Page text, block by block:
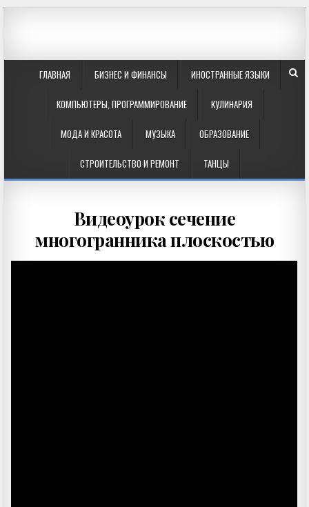
ГЛАВНАЯ БИЗНЕС И ФИНАНСЫ ИНОСТРАННЫЕ ЯЗЫКИ
КОМПЬЮТЕРЫ, ПРОГРАММИРОВАНИЕ КУЛИНАРИЯ
МОДА И КРАСОТА МУЗЫКА ОБРАЗОВАНИЕ
СТРОИТЕЛЬСТВО И РЕМОНТ ТАНЦЫ
Видеоурок сечение
многогранника плоскостью